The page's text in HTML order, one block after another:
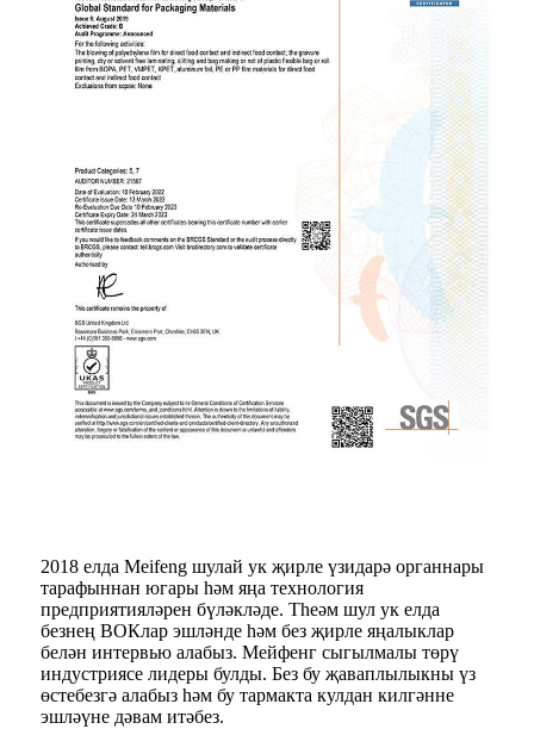
2018 елда Meifeng шулай ук ​​җирле үзидарә органнары
тарафыннан югары һәм яңа технология
предприятияләрен бүләкләде. Theәм шул ук елда
безнең ВОКлар эшләнде һәм без җирле яңалыклар
белән интервью алабыз. Мейфенг сыгылмалы төрү
индустриясе лидеры булды. Без бу җаваплылыкны үз
өстебезгә алабыз һәм бу тармакта кулдан килгәнне
эшләүне дәвам итәбез.